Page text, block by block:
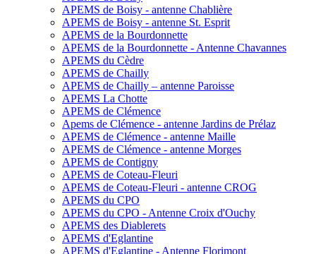
APEMS de Boisy - antenne Chablière
APEMS de Boisy - antenne St. Esprit
APEMS de la Bourdonnette
APEMS de la Bourdonnette - Antenne Chavannes
APEMS du Cèdre
APEMS de Chailly
APEMS de Chailly – antenne Paroisse
APEMS La Chotte
APEMS de Clémence
Apems de Clémence - antenne Jardins de Prélaz
APEMS de Clémence - antenne Maille
APEMS de Clémence - antenne Morges
APEMS de Contigny
APEMS de Coteau-Fleuri
APEMS de Coteau-Fleuri - antenne CROG
APEMS du CPO
APEMS du CPO - Antenne Croix d'Ouchy
APEMS des Diablerets
APEMS d'Eglantine
APEMS d'Eglantine - Antenne Florimont